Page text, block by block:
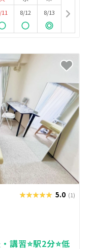
8/12
8/13
★★★★★
★★★★★ 5.0 (1)
講習⭐️駅2分⭐️低